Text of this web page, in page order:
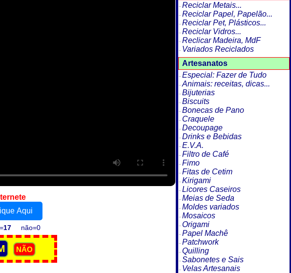
Aqui
17não=0
Reciclar Metais...
Reciclar Papel, Papelão...
Reciclar Pet, Plásticos...
Reciclar Vidros...
Reclicar Madeira, MdF
Variados Reciclados
Artesanatos
Especial: Fazer de Tudo
Animais: receitas, dicas...
Bijuterias
Biscuits
Bonecas de Pano
Craquele
Decoupage
Drinks e Bebidas
E.V.A.
Filtro de Café
Fimo
Fitas de Cetim
Kirigami
Licores Caseiros
Meias de Seda
Moldes variados
Mosaicos
Origami
Papel Machê
Patchwork
Quilling
Sabonetes e Sais
Velas Artesanais